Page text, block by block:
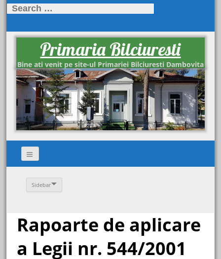
Search
Primaria Bilciuresti
Bine ati venit pe site-ul Primariei Bilciuresti Dambovita
Sidebar
Rapoarte de aplicare
a Legii nr. 544/2001